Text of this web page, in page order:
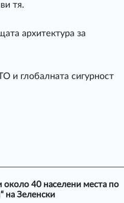
тя.
архитектура за
и глобалната сигурност
около 40 населени места по
на Зеленски